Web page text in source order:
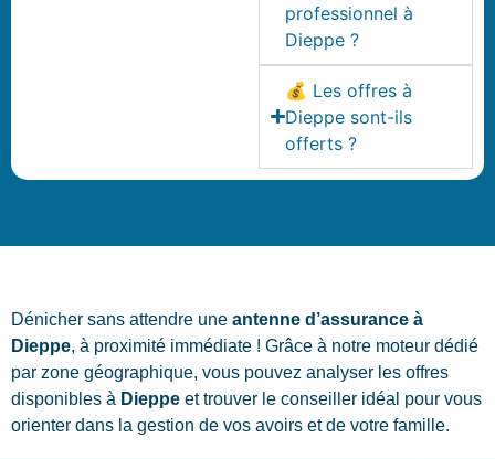
professionnel à
Dieppe ?
💰 Les offres à
Dieppe sont-ils
offerts ?
Dénicher sans attendre une antenne d’assurance à
Dieppe, à proximité immédiate ! Grâce à notre moteur dédié
par zone géographique, vous pouvez analyser les offres
disponibles à Dieppe et trouver le conseiller idéal pour vous
orienter dans la gestion de vos avoirs et de votre famille.